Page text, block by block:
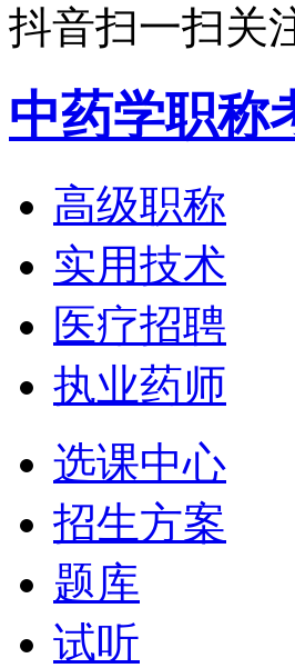
抖音扫一扫关
中药学职称
高级职称
实用技术
医疗招聘
执业药师
选课中心
招生方案
题库
试听